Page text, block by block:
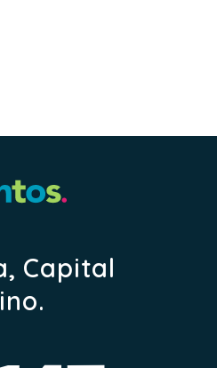
Capital